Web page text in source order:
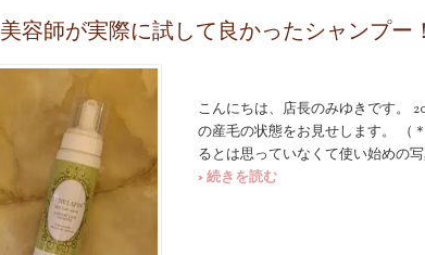
美容師が実際に試して良かったシャンプー
こんにちは、店長のみゆきです。
の産毛の状態をお見せします。 （
るとは思っていなくて使い
» 続きを読む